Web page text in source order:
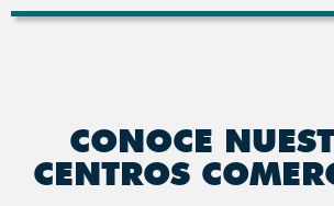
CONOCE
CENTROS